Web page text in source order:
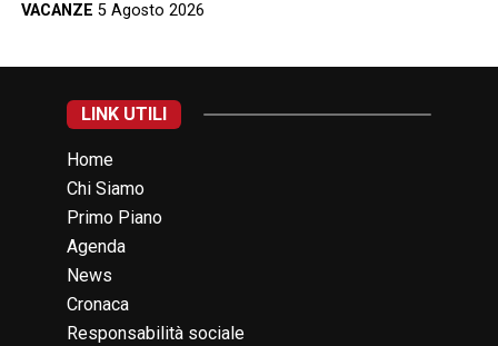
VACANZE 5 Agosto 2026
LINK UTILI
Home
Chi Siamo
Primo Piano
Agenda
News
Cronaca
Responsabilità sociale